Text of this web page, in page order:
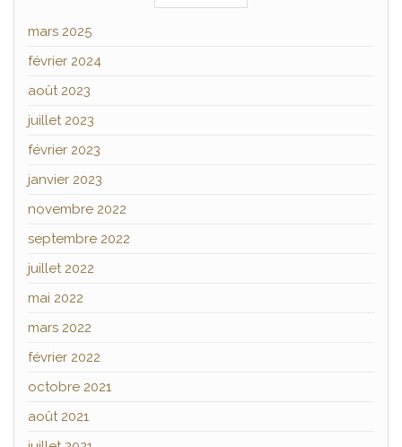
mars 2025
février 2024
août 2023
juillet 2023
février 2023
janvier 2023
novembre 2022
septembre 2022
juillet 2022
mai 2022
mars 2022
février 2022
octobre 2021
août 2021